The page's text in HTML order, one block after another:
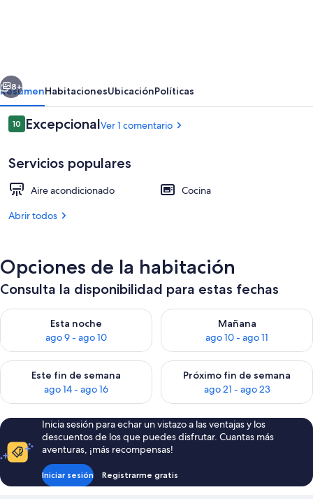
German
management
from
the
beach
Siguiente
8+
ResumenHabitacionesUbicaciónPolíticas
Comentarios
1010 de 10
ExcepcionalVer 1 comentario
Servicios populares
Aire acondicionado
Cocina
Abrir todos
Opciones de la habitación
Consulta la disponibilidad para estas fechas
Esta noche
ago 9 - ago 10
Consulta la disponibilidad para esta noche, ago 9 - ago 10
Mañana
ago 10 - ago 11
Consulta la disponibilidad
Este fin de semana
ago 14 - ago 16
Consulta la disponibilidad para este fin de semana, ago 14 -
Próximo fin de semana
ago 21 - ago 23
Consulta la disponibilidad
Inicia sesión para echar un vistazo a las ventajas y los
descuentos de los que puedes disfrutar. Cuantas más
aventuras, ¡más recompensas!
Iniciar sesión Registrarme gratis